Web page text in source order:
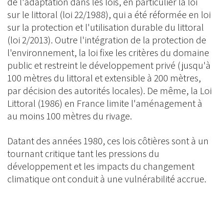
sur le littoral (loi 22/1988), qui a été réformée en loi
sur la protection et l'utilisation durable du littoral
(loi 2/2013). Outre l'intégration de la protection de
l'environnement, la loi fixe les critères du domaine
public et restreint le développement privé (jusqu'à
100 mètres du littoral et extensible à 200 mètres,
par décision des autorités locales). De même, la Loi
Littoral (1986) en France limite l'aménagement à
au moins 100 mètres du rivage.
Datant des années 1980, ces lois côtières sont à un
tournant critique tant les pressions du
développement et les impacts du changement
climatique ont conduit à une vulnérabilité accrue.